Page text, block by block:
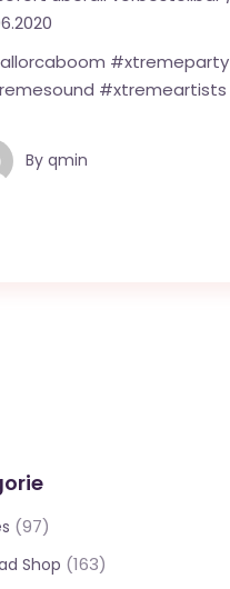
#xtremeparty
#xtremeartists
By qmin
(97)
Shop (163)